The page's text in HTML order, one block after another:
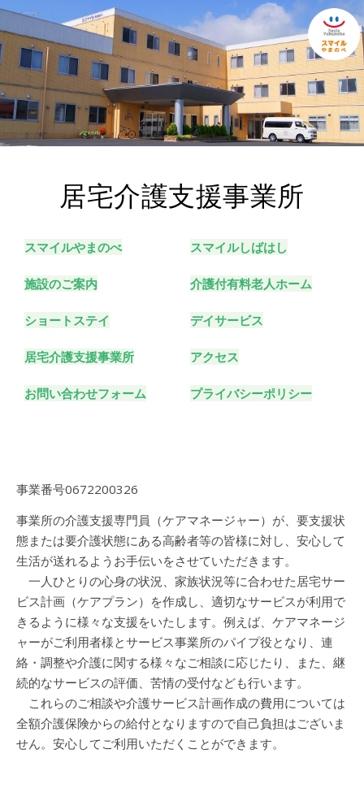
居宅介護支援事業所
スマイルやまのべ スマイルしばはし
施設のご案内 介護付有料老人ホーム
ショートステイ デイサービス
居宅介護支援事業所 アクセス
お問い合わせフォーム プライバシーポリシー
事業番号0672200326
事業所の介護支援専門員（ケアマネージャー）が、要支援状
態または要介護状態にある高齢者等の皆様に対し、安心して
生活が送れるようお手伝いをさせていただきます。
一人ひとりの心身の状況、家族状況等に合わせた居宅サー
ビス計画（ケアプラン）を作成し、適切なサービスが利用で
きるように様々な支援をいたします。例えば、ケアマネージ
ャーがご利用者様とサービス事業所のパイプ役となり、連
絡・調整や介護に関する様々なご相談に応じたり、また、継
続的なサービスの評価、苦情の受付なども行います。
これらのご相談や介護サービス計画作成の費用については
全額介護保険からの給付となりますので自己負担はございま
せん。安心してご利用いただくことができます。